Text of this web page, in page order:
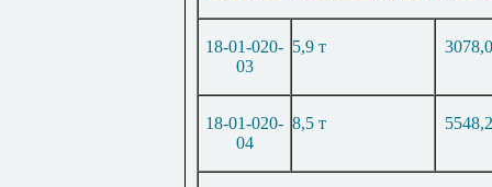
18-01-020-
03
5,9 т
18-01-020-
04
8,5 т